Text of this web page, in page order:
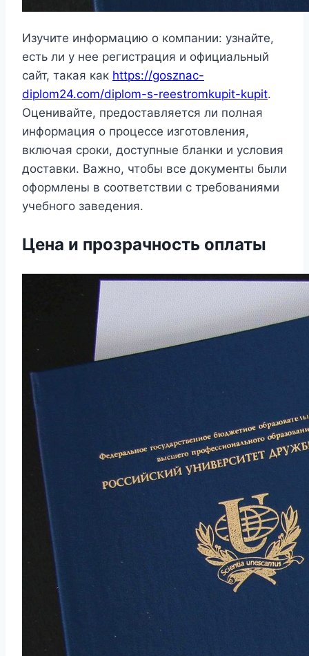
Изучите информацию о компании: узнайте,
есть ли у нее регистрация и официальный
сайт, такая как https://gosznac-
diplom24.com/diplom-s-reestromkupit-kupit.
Оценивайте, предоставляется ли полная
информация о процессе изготовления,
включая сроки, доступные бланки и условия
доставки. Важно, чтобы все документы были
оформлены в соответствии с требованиями
учебного заведения.
Цена и прозрачность оплаты